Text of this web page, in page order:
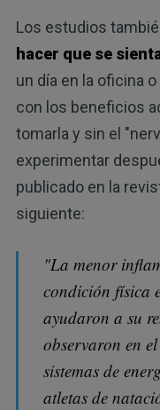
Los estudios
hacer que se
un día en la oficina
con los beneficios
tomarla y sin el
experimentar
publicado en la
siguiente:
"La menor
condición física
ayudaron a su
observaron en
sistemas de
atletas de